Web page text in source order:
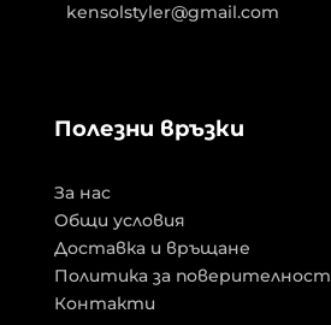
kensolstyler@gmail.com
Полезни връзки
За нас
Общи условия
Доставка и връщане
Политика за поверителност
Контакти